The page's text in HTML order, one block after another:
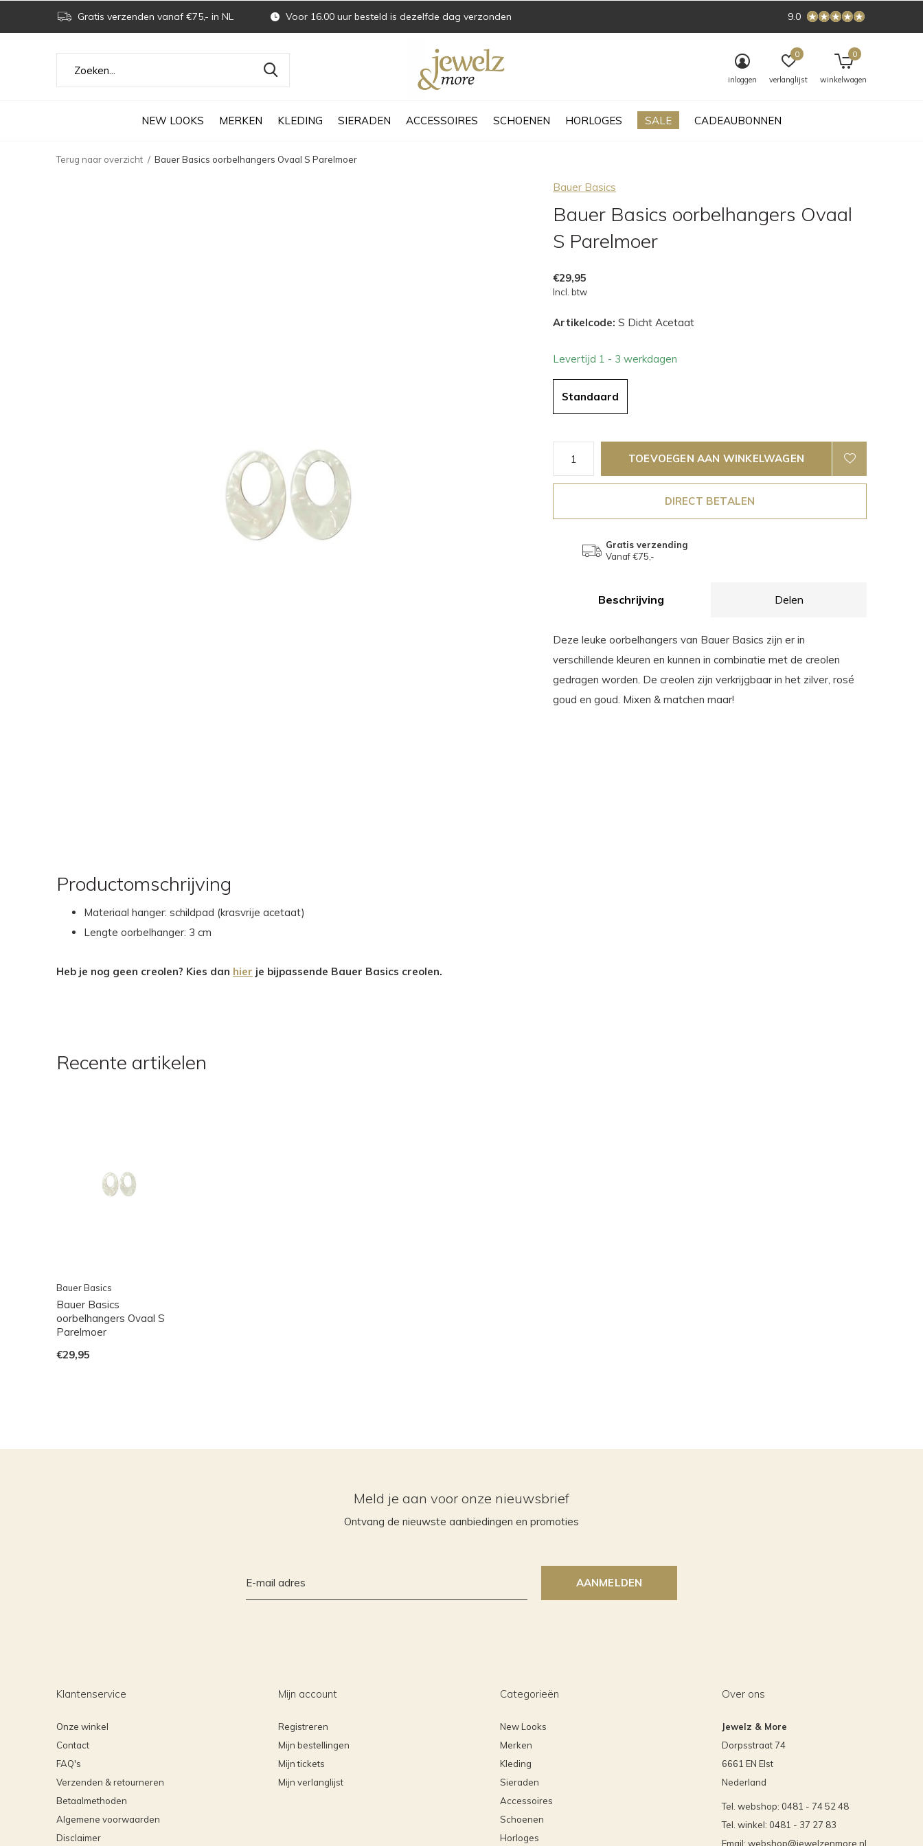
NEW LOOKS MERKEN KLEDING SIERADEN ACCESSOIRES SCHOENEN HORLOGES SALE CADEAUBONNEN
inloggen verlanglijst
0
winkelwagen
0
Gratis verzenden vanaf €75,- in NL Voor 16.00 uur besteld is dezelfde dag verzonden 9.0
Terug naar overzicht Bauer Basics oorbelhangers Ovaal S Parelmoer
Bauer Basics
Bauer Basics oorbelhangers Ovaal
S Parelmoer
€29,95
Incl. btw
Artikelcode: S Dicht Acetaat
Levertijd 1 - 3 werkdagen
Standaard
TOEVOEGEN AAN WINKELWAGEN
DIRECT BETALEN
Gratis verzending
Vanaf €75,-
Beschrijving Delen
Deze leuke oorbelhangers van Bauer Basics zijn er in
verschillende kleuren en kunnen in combinatie met de creolen
gedragen worden. De creolen zijn verkrijgbaar in het zilver, rosé
goud en goud. Mixen & matchen maar!
Productomschrijving
Materiaal hanger: schildpad (krasvrije acetaat)
Lengte oorbelhanger: 3 cm
Heb je nog geen creolen? Kies dan hier je bijpassende Bauer Basics creolen.
Recente artikelen
Bauer Basics
Bauer Basics
oorbelhangers Ovaal S
Parelmoer
€29,95
Meld je aan voor onze nieuwsbrief
Ontvang de nieuwste aanbiedingen en promoties
AANMELDEN
Klantenservice
Onze winkel
Contact
FAQ's
Verzenden & retourneren
Betaalmethoden
Algemene voorwaarden
Disclaimer
Mijn account
Registreren
Mijn bestellingen
Mijn tickets
Mijn verlanglijst
Categorieën
New Looks
Merken
Kleding
Sieraden
Accessoires
Schoenen
Horloges
Over ons
Jewelz & More
Dorpsstraat 74
6661 EN Elst
Nederland
Tel. webshop: 0481 - 74 52 48
Tel. winkel: 0481 - 37 27 83
Email: webshop@jewelzenmore.nl